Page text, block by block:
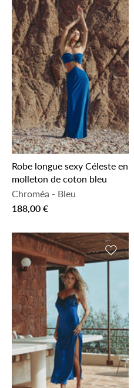
Robe longue sexy Céleste en
molleton de coton bleu
Chroméa - Bleu
188,00 €